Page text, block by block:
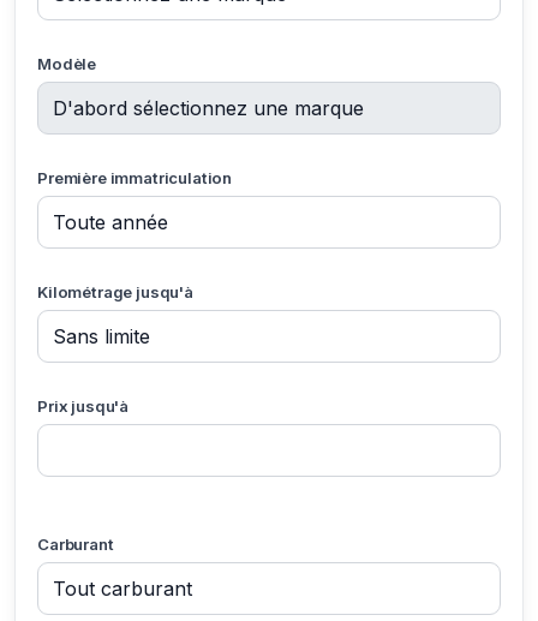
Modèle
Première immatriculation
Kilométrage jusqu'à
Prix jusqu'à
Carburant